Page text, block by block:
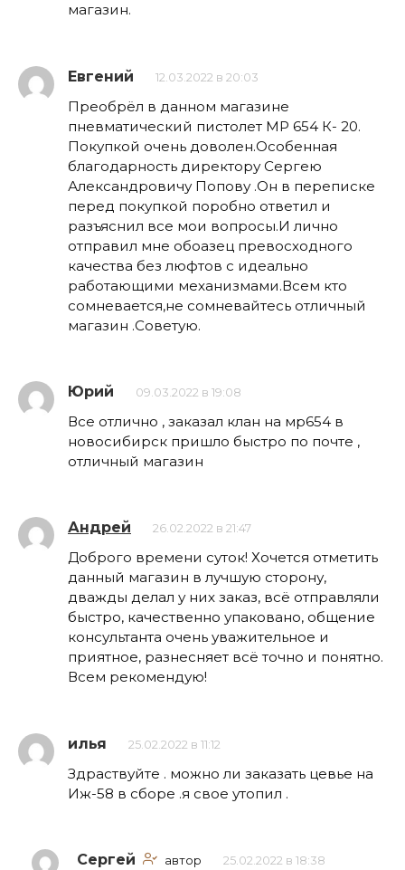
магазин.
Евгений 12.03.2022 в 20:03
Преобрёл в данном магазине
пневматический пистолет МР 654 К- 20.
Покупкой очень доволен.Особенная
благодарность директору Сергею
Александровичу Попову .Он в переписке
перед покупкой поробно ответил и
разъяснил все мои вопросы.И лично
отправил мне обоазец превосходного
качества без люфтов с идеально
работающими механизмами.Всем кто
сомневается,не сомневайтесь отличный
магазин .Советую.
Юрий 09.03.2022 в 19:08
Все отлично , заказал клан на мр654 в
новосибирск пришло быстро по почте ,
отличный магазин
Андрей 26.02.2022 в 21:47
Доброго времени суток! Хочется отметить
данный магазин в лучшую сторону,
дважды делал у них заказ, всё отправляли
быстро, качественно упаковано, общение
консультанта очень уважительное и
приятное, разнесняет всё точно и понятно.
Всем рекомендую!
илья 25.02.2022 в 11:12
Здраствуйте . можно ли заказать цевье на
Иж-58 в сборе .я свое утопил .
Сергей автор 25.02.2022 в 18:38